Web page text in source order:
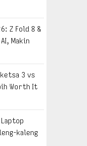
Z Fold 8 &
Makin
3 vs
Worth It
kaleng